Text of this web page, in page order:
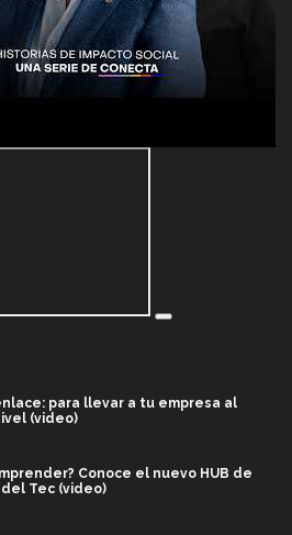
para llevar a tu empresa al
(video)
Conoce el nuevo HUB de
del Tec (video)